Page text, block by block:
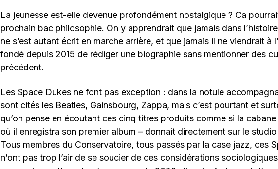
La jeunesse est-elle devenue profondément nostalgique ? Ca
prochain bac philosophie. On y apprendrait que jamais dans
ne s’est autant écrit en marche arrière, et que jamais il ne viendrait à
fondé depuis 2015 de rédiger une biographie sans mentionner des
précédent.
Les Space Dukes ne font pas exception : dans la notule
sont cités les Beatles, Gainsbourg, Zappa, mais c’est pourtant et
qu’on pense en écoutant ces cinq titres produits comme si la
où il enregistra son premier album – donnait directement sur le studio
Tous membres du Conservatoire, tous passés par la case jazz, ces
n’ont pas trop l’air de se soucier de ces considérations